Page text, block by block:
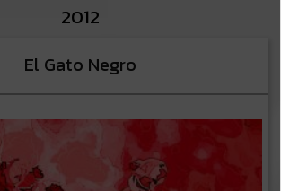
2012
El Gato Negro